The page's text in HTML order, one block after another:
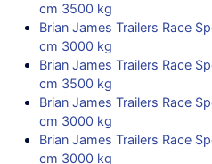
cm 3500 kg
Brian James Trailers Race
cm 3000 kg
Brian James Trailers Race
cm 3500 kg
Brian James Trailers Race
cm 3000 kg
Brian James Trailers Race
cm 3000 kg